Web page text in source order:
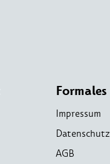
Formales
Impressum
Datenschutz
AGB